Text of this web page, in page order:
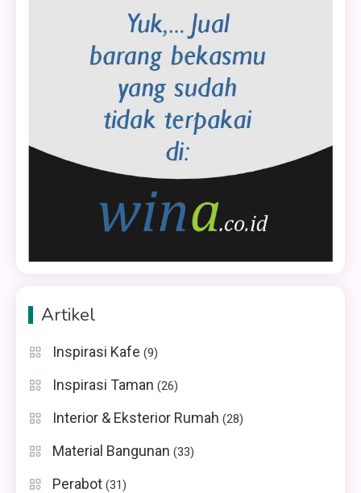
Artikel
Inspirasi Kafe (9)
Inspirasi Taman (26)
Interior & Eksterior Rumah (28)
Material Bangunan (33)
Perabot (31)